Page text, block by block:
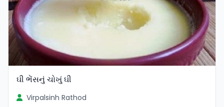
ઘી ભેંસનું ચોખું ઘી
Virpalsinh Rathod